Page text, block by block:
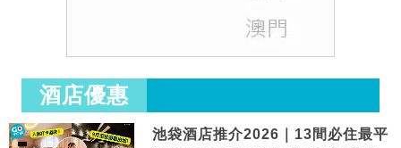
酒店優惠
池袋酒店推介2026｜13間必住最平